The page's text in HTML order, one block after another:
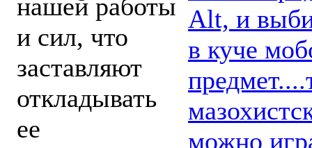
нашей работы
и сил, что
заставляют
откладывать
ее
Alt, и
в куче
можно